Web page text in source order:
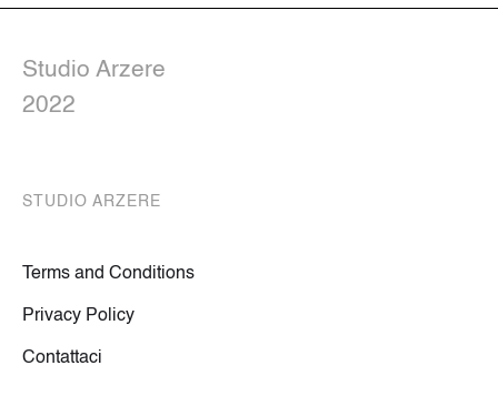
Studio Arzere
2022
STUDIO ARZERE
Terms and Conditions
Privacy Policy
Contattaci